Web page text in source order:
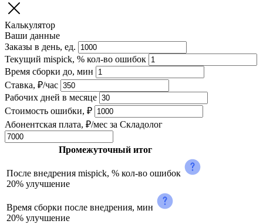
Калькулятор
Ваши данные
Заказы в день, ед.
Текущий mispick, % кол-во ошибок
Время сборки до, мин
Ставка, ₽/час
Рабочих дней в месяце
Стоимость ошибки, ₽
Абонентская плата, ₽/мес за Складолог
Промежуточный итог
После внедрения mispick, % кол-во ошибок
20% улучшение
Время сборки после внедрения, мин
20% улучшение